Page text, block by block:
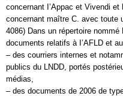
concernant I’Appac et Vivendi et
concernant maître C. avec toute
4086) Dans un répertoire
documents relatifs à I’AFLD et
– des courriers internes et
publics du LNDD, portés
médias,
– des documents de 2006 de